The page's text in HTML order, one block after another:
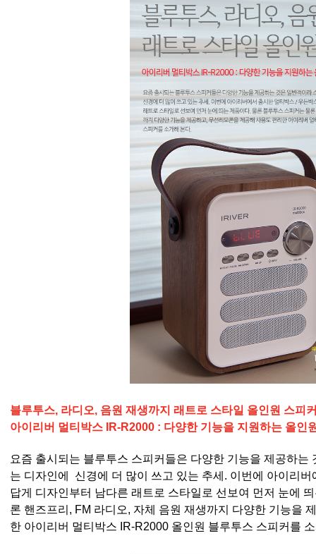
블루투스, 라디오, 음원 재생까지 래트로 스타일 올인원 스피
아이리버 멀티박스 IR-R2000 : 다양한 기능을 지원하는 올인
요즘 출시되는 블루투스 스피커들은 다양한 기능을 제공하
는 디자인에 신경에 더 많이 쓰고 있는 추세. 이번에 아이리
답게 디자인부터 남다른 래트로 스타일로 선보여 먼저 눈에
론 핸즈프리, FM 라디오, 자체 음원 재생까지 다양한 기능을
한 아이리버 멀티박스 IR-R2000 올인원 블루투스 스피커를